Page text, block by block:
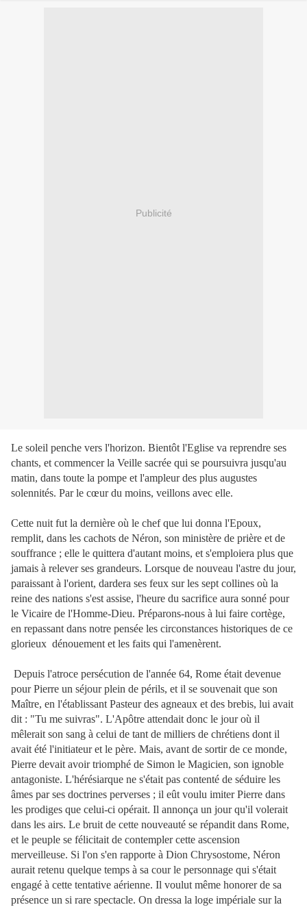
Publicité
Le soleil penche vers l'horizon. Bientôt l'Eglise va reprendre ses
chants, et commencer la Veille sacrée qui se poursuivra jusqu'au
matin, dans toute la pompe et l'ampleur des plus augustes
solennités. Par le cœur du moins, veillons avec elle.
Cette nuit fut la dernière où le chef que lui donna l'Epoux,
remplit, dans les cachots de Néron, son ministère de prière et de
souffrance ; elle le quittera d'autant moins, et s'emploiera plus que
jamais à relever ses grandeurs. Lorsque de nouveau l'astre du jour,
paraissant à l'orient, dardera ses feux sur les sept collines où la
reine des nations s'est assise, l'heure du sacrifice aura sonné pour
le Vicaire de l'Homme-Dieu. Préparons-nous à lui faire cortège,
en repassant dans notre pensée les circonstances historiques de ce
glorieux dénouement et les faits qui l'amenèrent.
Depuis l'atroce persécution de l'année 64, Rome était devenue
pour Pierre un séjour plein de périls, et il se souvenait que son
Maître, en l'établissant Pasteur des agneaux et des brebis, lui avait
dit : "Tu me suivras". L'Apôtre attendait donc le jour où il
mêlerait son sang à celui de tant de milliers de chrétiens dont il
avait été l'initiateur et le père. Mais, avant de sortir de ce monde,
Pierre devait avoir triomphé de Simon le Magicien, son ignoble
antagoniste. L'hérésiarque ne s'était pas contenté de séduire les
âmes par ses doctrines perverses ; il eût voulu imiter Pierre dans
les prodiges que celui-ci opérait. Il annonça un jour qu'il volerait
dans les airs. Le bruit de cette nouveauté se répandit dans Rome,
et le peuple se félicitait de contempler cette ascension
merveilleuse. Si l'on s'en rapporte à Dion Chrysostome, Néron
aurait retenu quelque temps à sa cour le personnage qui s'était
engagé à cette tentative aérienne. Il voulut même honorer de sa
présence un si rare spectacle. On dressa la loge impériale sur la